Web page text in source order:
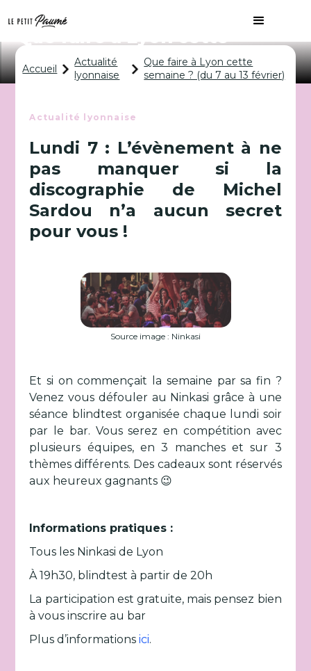
Que faire à Lyon cette
semaine ? (du 7 au 13 février)
Accueil
Actualité
lyonnaise
Que faire à Lyon cette
semaine ? (du 7 au 13 février)
Actualité lyonnaise
Lundi 7 : L’évènement à ne
pas manquer si la
discographie de Michel
Sardou n’a aucun secret
pour vous !
Source image : Ninkasi
Et si on commençait la semaine par sa fin ?
Venez vous défouler au Ninkasi grâce à une
séance blindtest organisée chaque lundi soir
par le bar. Vous serez en compétition avec
plusieurs équipes, en 3 manches et sur 3
thèmes différents. Des cadeaux sont réservés
aux heureux gagnants 😉
Informations pratiques :
Tous les Ninkasi de Lyon
À 19h30, blindtest à partir de 20h
La participation est gratuite, mais pensez bien
à vous inscrire au bar
Plus d’informationsici.